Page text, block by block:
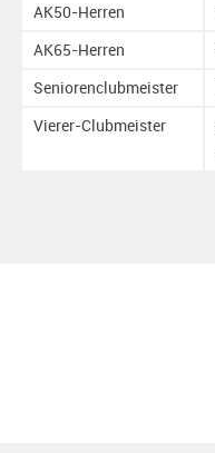
AK50-Herren
AK65-Herren
Seniorenclubmeister
Vierer-Clubmeister